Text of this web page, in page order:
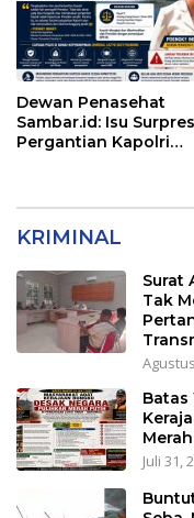
Dewan Penasehat
Sambar.id: Isu Surpres
Pergantian Kapolri
KRIMINAL
Surat
Tak
Batas
Juli 31,